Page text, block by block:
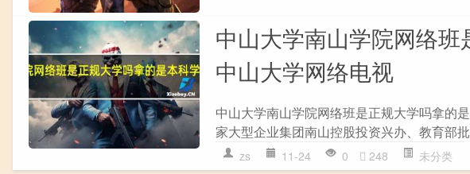
中山大学南山学院网络
中山大学网络电视
中山大学南山学院网络班是正规大学吗拿的
家大型企业集团南山控股投资兴办、教育部
zs 11-24 0 248 未分类